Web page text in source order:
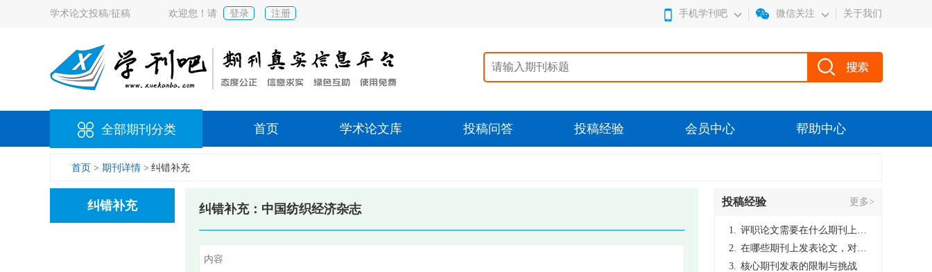
学术论文投稿/征稿 欢迎您！请 登录 注册 手机学刊吧 微信关注 关于我们
全部期刊分类 首页 学术论文库 投稿问答 投稿经验 会员中心 帮助中心
首页 > 期刊详情 > 纠错补充
纠错补充 纠错补充：中国纺织经济杂志
投稿经验 更多>
1. 评职论文需要在什么期刊上发表？
2. 在哪些期刊上发表论文，对考研有优势？
3. 核心期刊发表的限制与挑战